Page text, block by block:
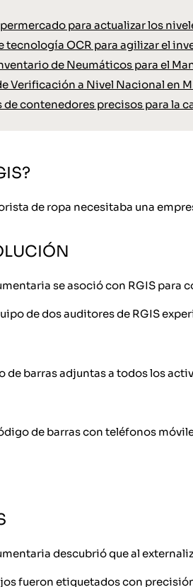
para actualizar los
OCR para agilizar el
de Neumáticos para el
Verificación a Nivel Nacional en
contenedores precisos para la
de ropa necesitaba una
se asoció con RGIS
de dos auditores de RGIS
de barras adjuntas a todos los
de barras con teléfonos
descubrió que al
fueron etiquetados con